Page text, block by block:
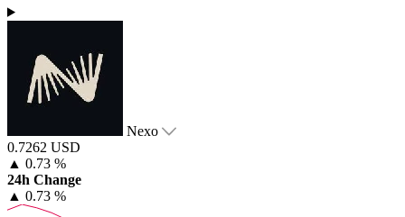
Nexo
0.7262 USD
▲ 0.73 %
24h Change
▲ 0.73 %